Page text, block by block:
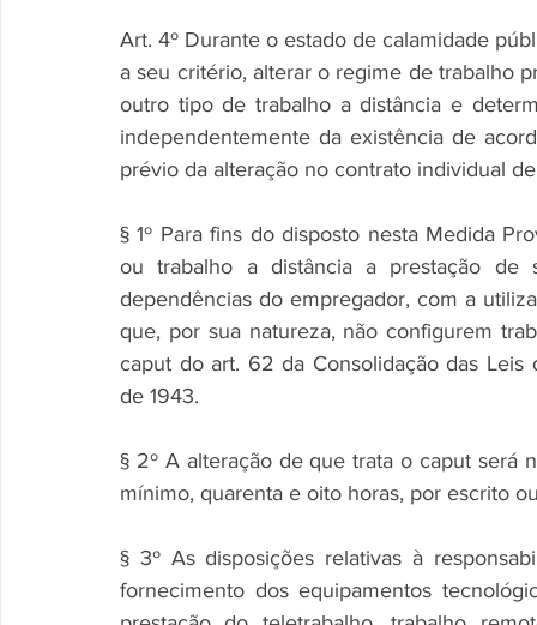
Art. 4º Durante o estado de calamidade
a seu critério, alterar o regime de trabalho
outro tipo de trabalho a distância e
independentemente da existência de
prévio da alteração no contrato individual
§ 1º Para fins do disposto nesta Medida
ou trabalho a distância a prestação de
dependências do empregador, com a
que, por sua natureza, não configurem
caput do art. 62 da Consolidação das Leis
de 1943.
§ 2º A alteração de que trata o caput será
mínimo, quarenta e oito horas, por escrito
§ 3º As disposições relativas à
fornecimento dos equipamentos